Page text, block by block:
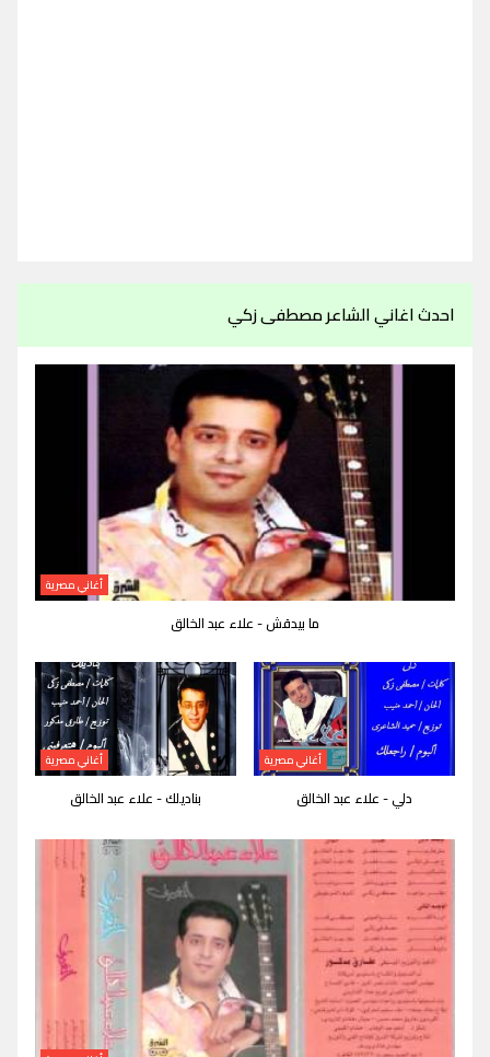
احدث اغاني الشاعر مصطفى زكي
أغاني مصرية
ما بيدقش - علاء عبد الخالق
أغاني مصرية
دلي - علاء عبد الخالق
أغاني مصرية
بناديلك - علاء عبد الخالق